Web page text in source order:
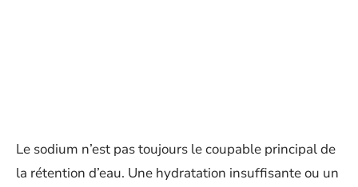
Le sodium n’est pas toujours le coupable principal de
la rétention d’eau. Une hydratation insuffisante ou un